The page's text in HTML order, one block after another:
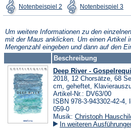
neuen
Tab)
Notenbeispiel 2
(Öffnet
in
einem
Tab)
Notenbeispiel 3in
Um weitere Informationen zu den
mit der Maus anklicken. Um einen Artikel
Mengenzahl eingeben und dann auf den
Beschreibung
Deep River -
2018, 12 Chorsätze, 68
cm, geheftet,
Artikel-Nr.: DV63/00
ISBN 978-3-943302-42-4,
059-0
Musik: Christoph
In weiteren